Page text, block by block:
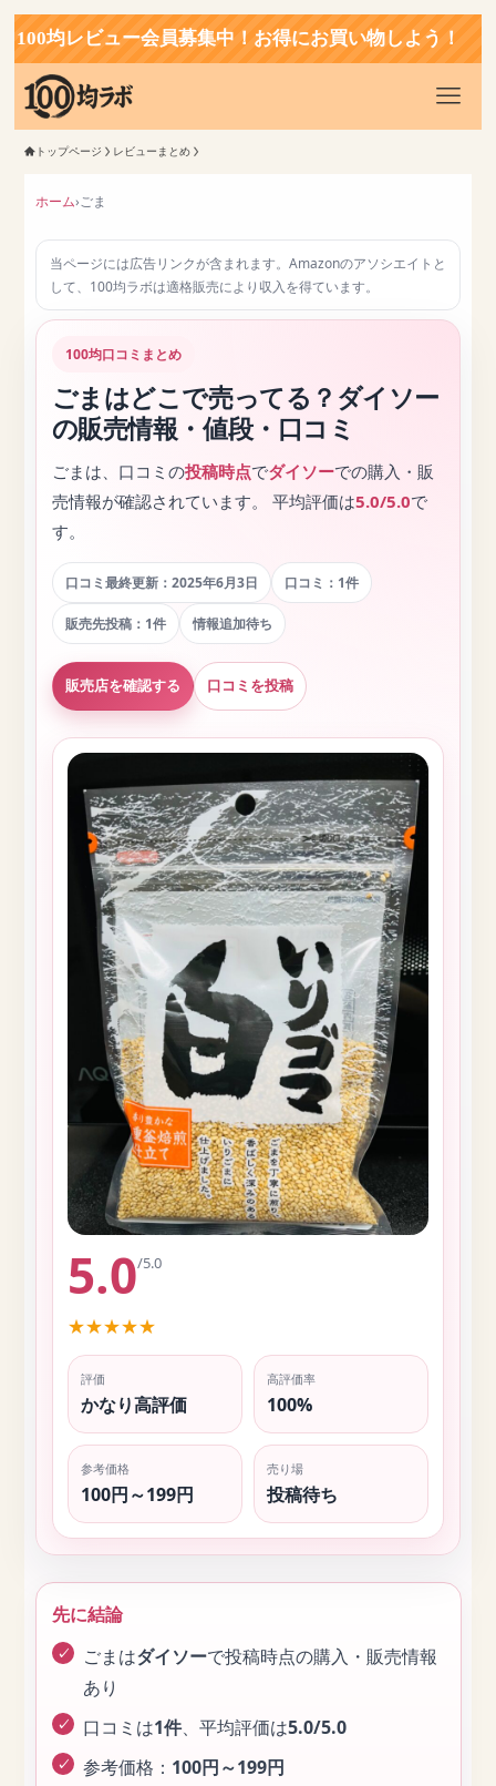
ビュー会員募集中！お得にお買い物しよう！
トップページ レビューまとめ
ホーム›ごま
当ページには広告リンクが含まれます。Amazonのアソシエイトと
して、100均ラボは適格販売により収入を得ています。
100均口コミまとめ
ごまはどこで売ってる？ダイソー
の販売情報・値段・口コミ
ごまは、口コミの投稿時点でダイソーでの購入・販
売情報が確認されています。 平均評価は5.0/5.0で
す。
口コミ最終更新：2025年6月3日 口コミ：1件
販売先投稿：1件 情報追加待ち
販売店を確認する 口コミを投稿
5.0/5.0
★★★★★
評価
かなり高評価
高評価率
100%
参考価格
100円～199円
売り場
投稿待ち
先に結論
ごまはダイソーで投稿時点の購入・販売情報
あり
口コミは1件、平均評価は5.0/5.0
参考価格： 100円～199円